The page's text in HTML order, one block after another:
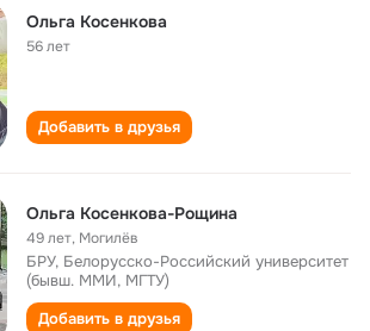
Ольга Косенкова
56 лет
Добавить в друзья
Ольга Косенкова-Рощина
49 лет, Могилёв
БРУ, Белорусско-Российский университет
(бывш. ММИ, МГТУ)
Добавить в друзья